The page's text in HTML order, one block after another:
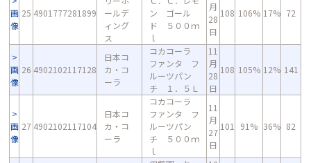
画
像
25 4901777281899
ールデ
ィング
ス
ン ゴール
ド ５００ｍ
ｌ
月
28
日
108 106% 17% 72
画
像
26 4902102117128
日本コ
カ・コ
ーラ
コカコーラ
ファンタ フ
ルーツパン
チ １．５Ｌ
11
月
28
日
108 105% 12% 141
画
像
27 4902102117104
日本コ
カ・コ
ーラ
コカコーラ
ファンタ フ
ルーツパン
チ ５００ｍ
ｌ
11
月
27
日
101 91% 36% 82